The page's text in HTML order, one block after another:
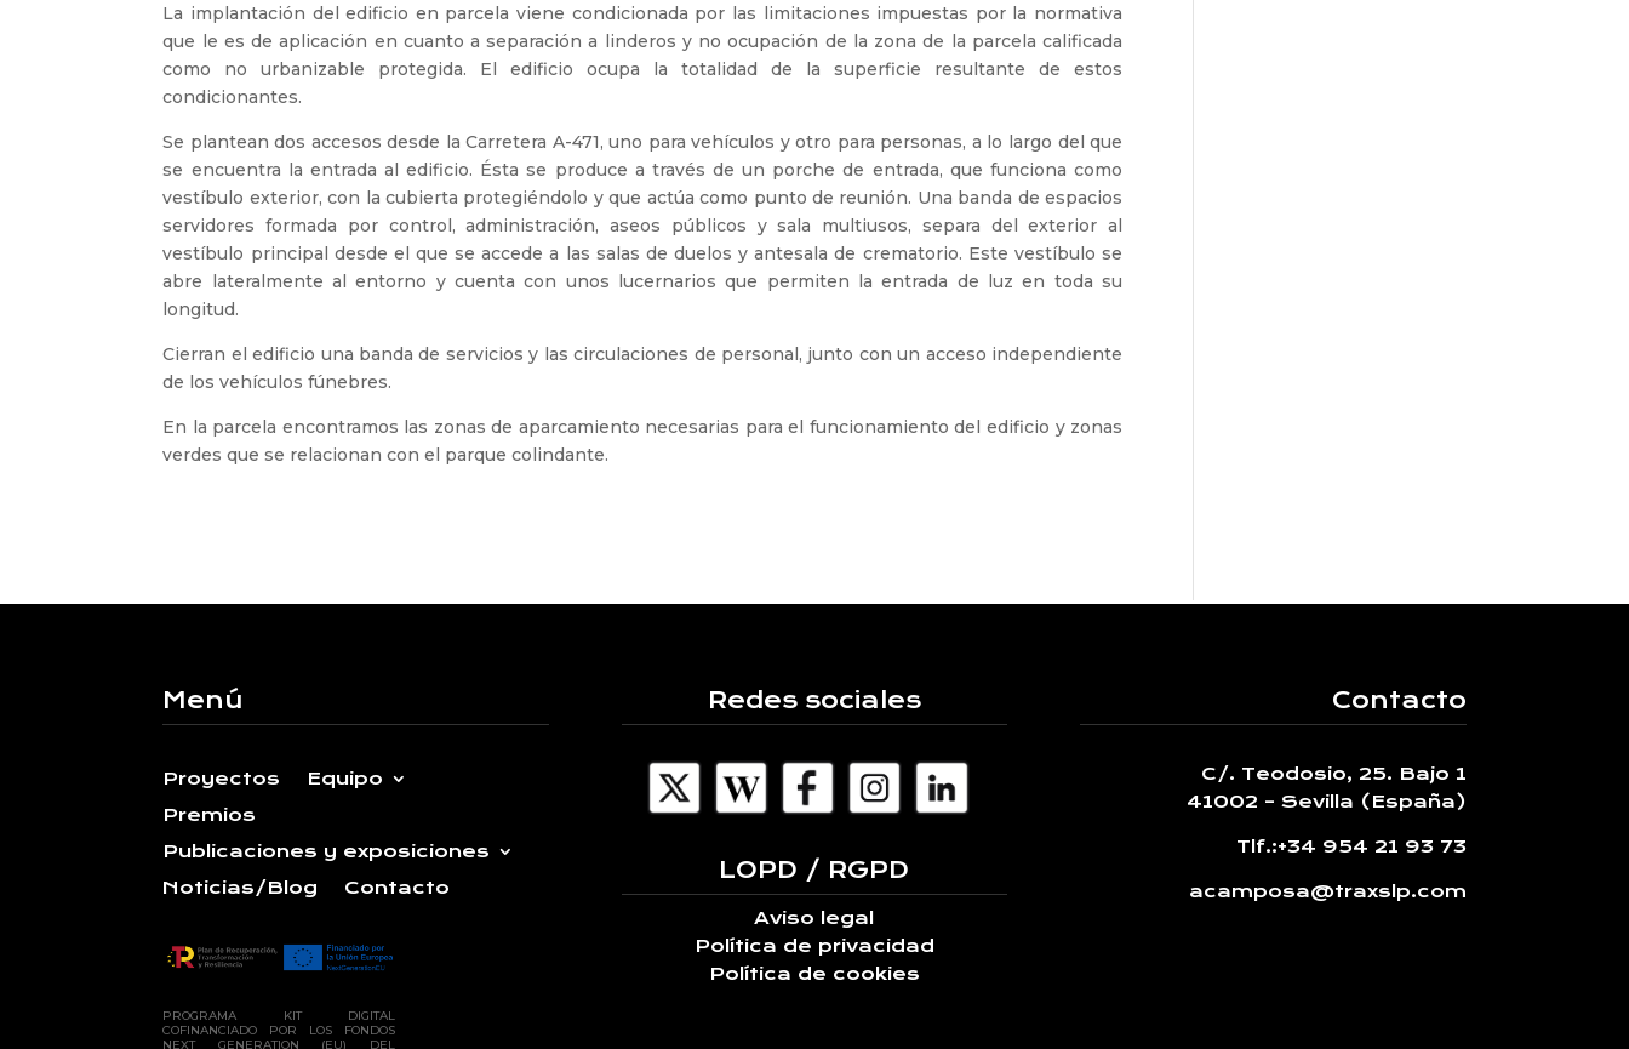
La implantación del edificio en parcela viene condicionada por las limitaciones impuestas por la normativa
que le es de aplicación en cuanto a separación a linderos y no ocupación de la zona de la parcela calificada
como no urbanizable protegida. El edificio ocupa la totalidad de la superficie resultante de estos
condicionantes.
Se plantean dos accesos desde la Carretera A-471, uno para vehículos y otro para personas, a lo largo del que
se encuentra la entrada al edificio. Ésta se produce a través de un porche de entrada, que funciona como
vestíbulo exterior, con la cubierta protegiéndolo y que actúa como punto de reunión. Una banda de espacios
servidores formada por control, administración, aseos públicos y sala multiusos, separa del exterior al
vestíbulo principal desde el que se accede a las salas de duelos y antesala de crematorio. Este vestíbulo se
abre lateralmente al entorno y cuenta con unos lucernarios que permiten la entrada de luz en toda su
longitud.
Cierran el edificio una banda de servicios y las circulaciones de personal, junto con un acceso independiente
de los vehículos fúnebres.
En la parcela encontramos las zonas de aparcamiento necesarias para el funcionamiento del edificio y zonas
verdes que se relacionan con el parque colindante.
Menú
Proyectos
Equipo
Premios
Publicaciones y exposiciones
Noticias/Blog
Contacto
PROGRAMA KIT DIGITAL
COFINANCIADO POR LOS FONDOS
NEXT GENERATION (EU) DEL
Redes sociales
LOPD / RGPD
Aviso legal
Política de privacidad
Política de cookies
Contacto
C/. Teodosio, 25. Bajo 1
41002 – Sevilla (España)
Tlf.:+34 954 21 93 73
acamposa@traxslp.com